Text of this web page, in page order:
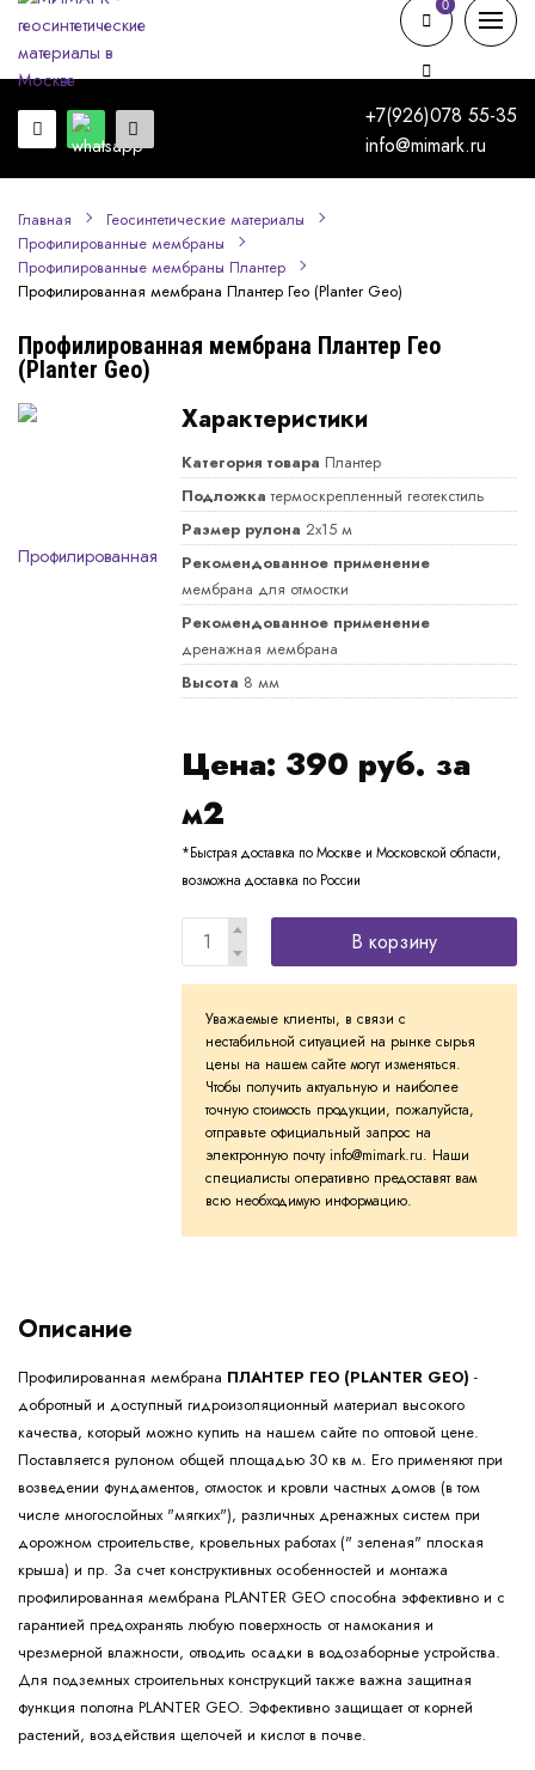
+7(926)078 55-35
info@mimark.ru
0
0
Главная
Геосинтетические материалы
Профилированные мембраны
Профилированные мембраны Плантер
Профилированная мембрана Плантер Гео (Planter Geo)
Профилированная мембрана Плантер Гео
(Planter Geo)
Характеристики
Категория товара Плантер
Подложка термоскрепленный геотекстиль
Размер рулона 2х15 м
Рекомендованное применение
мембрана для отмостки
Рекомендованное применение
дренажная мембрана
Высота 8 мм
Цена: 390 руб. за
м2
*Быстрая доставка по Москве и Московской области,
возможна доставка по России
В корзину
Уважаемые клиенты, в связи с
нестабильной ситуацией на рынке сырья
цены на нашем сайте могут изменяться.
Чтобы получить актуальную и наиболее
точную стоимость продукции, пожалуйста,
отправьте официальный запрос на
электронную почту info@mimark.ru. Наши
специалисты оперативно предоставят вам
всю необходимую информацию.
Описание
Профилированная мембрана ПЛАНТЕР ГЕО (PLANTER GEO) -
добротный и доступный гидроизоляционный материал высокого
качества, который можно купить на нашем сайте по оптовой цене.
Поставляется рулоном общей площадью 30 кв м. Его применяют при
возведении фундаментов, отмосток и кровли частных домов (в том
числе многослойных "мягких"), различных дренажных систем при
дорожном строительстве, кровельных работах (" зеленая" плоская
крыша) и пр. За счет конструктивных особенностей и монтажа
профилированная мембрана PLANTER GEO способна эффективно и с
гарантией предохранять любую поверхность от намокания и
чрезмерной влажности, отводить осадки в водозаборные устройства.
Для подземных строительных конструкций также важна защитная
функция полотна PLANTER GEO. Эффективно защищает от корней
растений, воздействия щелочей и кислот в почве.